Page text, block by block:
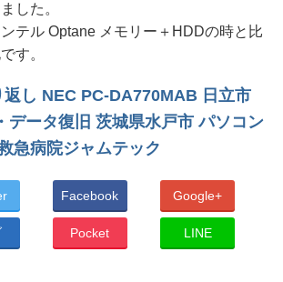
した。
テル Optane メモリー＋HDDの時と比
す。
返し NEC PC-DA770MAB 日立市
データ復旧 茨城県水戸市 パソコン
急病院ジャムテック
Facebook Google+
Pocket LINE